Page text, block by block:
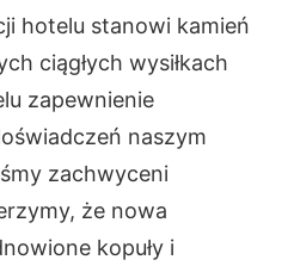
hotelu stanowi kamień
ciągłych wysiłkach
zapewnienie
naszym
zachwyceni
że nowa
kopuły i